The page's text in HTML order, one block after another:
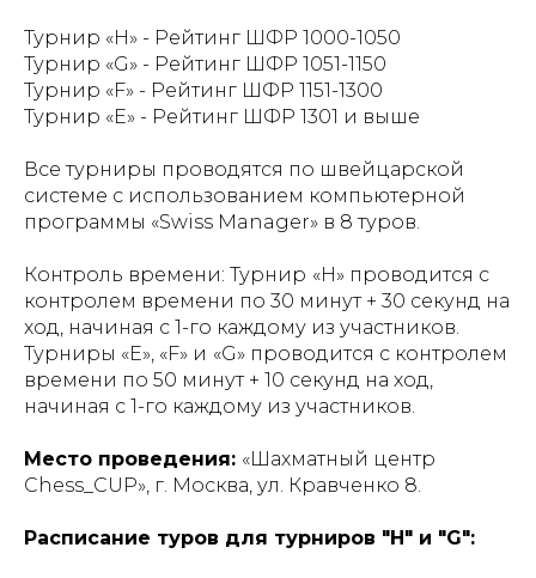
Турнир «Н» - Рейтинг ШФР 1000-1050
Турнир «G» - Рейтинг ШФР 1051-1150
Турнир «F» - Рейтинг ШФР 1151-1300
Турнир «Е» - Рейтинг ШФР 1301 и выше
Все турниры проводятся по швейцарской
системе с использованием компьютерной
программы «Swiss Manager» в 8 туров.
Контроль времени: Турнир «Н» проводится с
контролем времени по 30 минут + 30 секунд на
ход, начиная с 1-го каждому из участников.
Турниры «Е», «F» и «G» проводится с контролем
времени по 50 минут + 10 секунд на ход,
начиная с 1-го каждому из участников.
Место проведения: «Шахматный центр
Chess_CUP», г. Москва, ул. Кравченко 8.
Расписание туров для турниров "H" и "G":